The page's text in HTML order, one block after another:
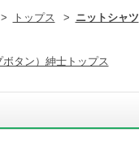
> トップス > ニットシャツ
タン）紳士トップス